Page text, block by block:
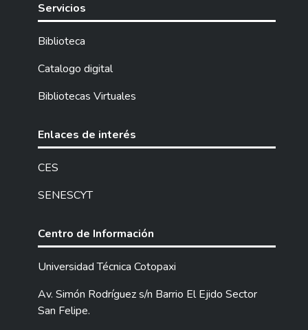
Servicios
Biblioteca
Catalogo digital
Bibliotecas Virtuales
Enlaces de interés
CES
SENESCYT
Centro de Información
Universidad Técnica Cotopaxi
Av. Simón Rodríguez s/n Barrio El Ejido Sector
San Felipe.